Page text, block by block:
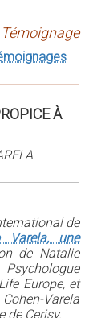
Témoignage
—
À
de
Varela, une
de Natalie
Europe, et
Varela
de Cerisy.